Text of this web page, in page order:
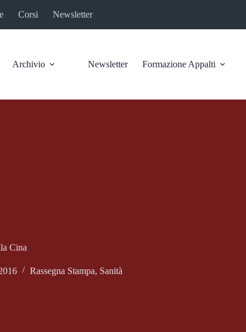
Corsi Newsletter
Archivio Newsletter Formazione Appalti
Cina
Rassegna Stampa, Sanità